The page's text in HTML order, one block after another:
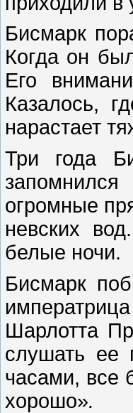
Бисмарк
Когда он
Его
Казалось,
нарастает
Три года
огромные
невских
белые ночи.
Бисмарк
Шарлотта
слушать ее
часами, все
хорошо».